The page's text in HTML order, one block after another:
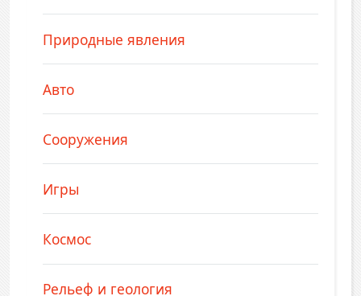
Природные явления
Авто
Сооружения
Игры
Космос
Рельеф и геология